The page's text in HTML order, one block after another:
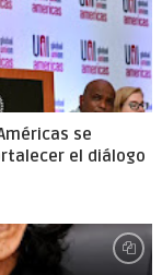
se
el diálogo